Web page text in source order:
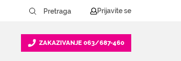
Prijavite se
ZAKAZIVANJE 063/687-460